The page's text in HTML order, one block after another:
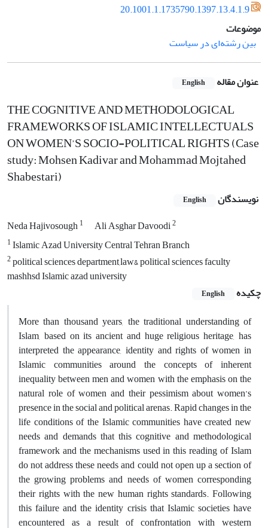
20.1001.1.1735790.1397.13.4.1.9
موضوعات
بین رشته‌ای در سیاست
عنوان مقاله English
THE COGNITIVE AND METHODOLOGICAL
FRAMEWORKS OF ISLAMIC INTELLECTUALS
ON WOMEN’S SOCIO-POLITICAL RIGHTS (Case
study: Mohsen Kadivar and Mohammad Mojtahed
Shabestari)
نویسندگان English
Neda Hajivosough1 Ali Asghar Davoodi2
1Islamic Azad University Central Tehran Branch
2political sciences department,law& political sciences faculty
mashhsd Islamic azad university
چکیده
English
More than thousand years, the traditional understanding of
Islam, based on its ancient and huge religious heritage, has
interpreted the appearance, identity and rights of women in
Islamic communities around the concepts of inherent
inequality between men and women with the emphasis on the
natural role of women and their pessimism about women’s
presence in the social and political arenas. Rapid changes in the
life conditions of the Islamic communities have created new
needs and demands that this cognitive and methodological
framework and the mechanisms used in this reading of Islam
do not address these needs and could not open up a section of
the growing problems and needs of women corresponding
their rights with the new human rights standards. Following
this failure and the identity crisis that Islamic societies have
encountered as a result of confrontation with western